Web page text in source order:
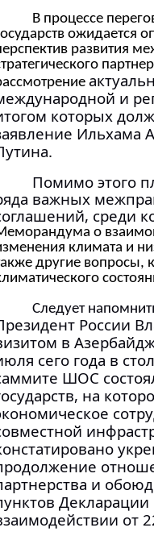
В процессе
ожидается
развития
и
которых
Ильхама
Помимо этого
важных
среди
о
климата и
другие вопросы,
Следует
России
в
сего года в
ШОС
на
и
от